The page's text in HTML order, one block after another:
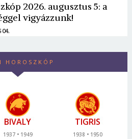
2026. augusztus 5: a
vigyázzunk!
04.
HOROSZKÓP
BIVALY
1937
1949
TIGRIS
1938
1950